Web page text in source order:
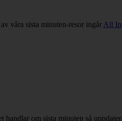
våra sista minuten-resor ingår All
om sista minuten så